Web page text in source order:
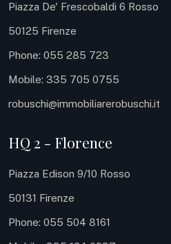
Piazza De' Frescobaldi 6 Rosso
50125 Firenze
Phone: 055 285 723
Mobile: 335 705 0755
robuschi@immobiliarerobuschi.it
HQ 2 - Florence
Piazza Edison 9/10 Rosso
50131 Firenze
Phone: 055 504 8161